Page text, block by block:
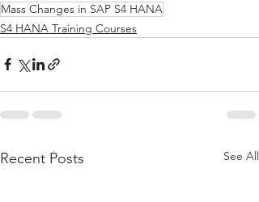
Mass Changes in SAP S4 HANA
S4 HANA Training Courses
Recent Posts See All